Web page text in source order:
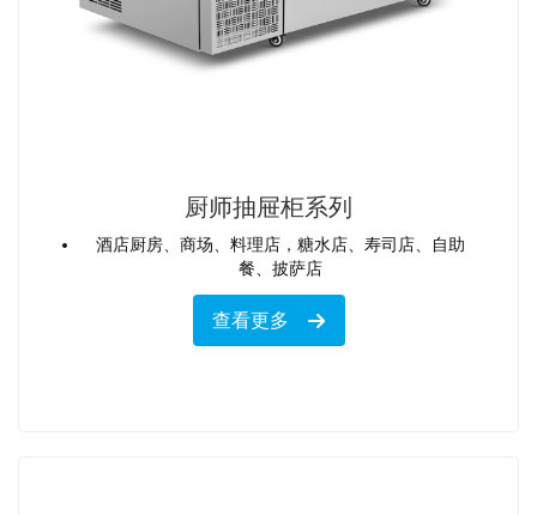
厨师抽屉柜系列
酒店厨房、商场、料理店，糖水店、寿司店、自助
餐、披萨店
查看更多